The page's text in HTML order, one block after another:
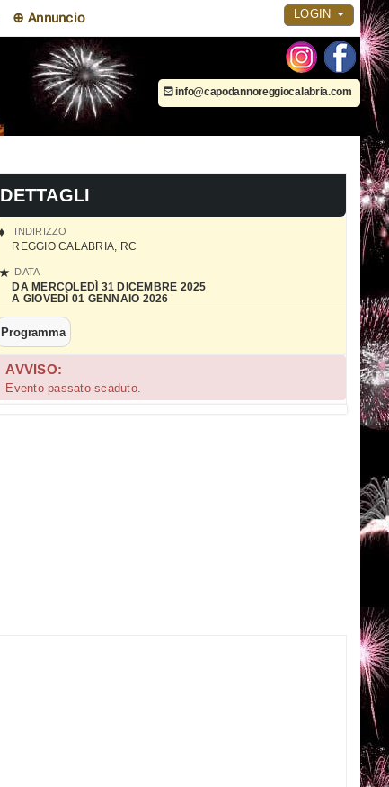
⊕ Annuncio LOGIN
info@capodannoreggiocalabria.com
DETTAGLI
INDIRIZZO
REGGIO CALABRIA, RC
DATA
DA MERCOLEDÌ 31 DICEMBRE 2025
A GIOVEDÌ 01 GENNAIO 2026
Programma
AVVISO:
Evento passato scaduto.